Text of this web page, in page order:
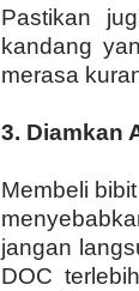
Pastikan
kandang
merasa
3. Diamkan
Membeli
jangan
DOC